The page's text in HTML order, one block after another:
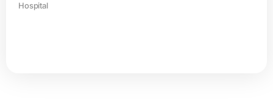
Hospital